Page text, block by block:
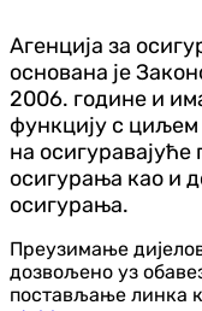
Агенција за
основана је
2006. године и
функцију с циљем
на
осигурања као и
осигурања.
Преузимање
дозвољено уз
постављање линка